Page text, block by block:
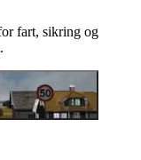
fart, sikring og